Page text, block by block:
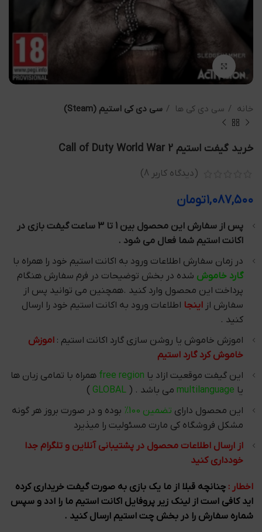
خانه سی دی کی ها سی دی کی استیم (Steam)
خرید گیفت استیم Call of Duty World War 2
(دیدگاه کاربر 8
)
۱,۰۸۷,۵۰۰تومان
پس از سفارش این محصول بین 1 تا 3 ساعت گیفت بازی در
اکانت استیم شما فعال می شود .
در زمان سفارش اطلاعات ورود به اکانت استیم خود را همراه با
گارد خاموش شده در بخش توضیحات در فرم سفارش هنگام
پرداخت این محصول وارد کنید .همچنین می توانید پس از
سفارش از اینجا اطلاعات ورود به اکانت استیم خود را ارسال
کنید .
اموزش خاموش یا روشن سازی گارد اکانت استیم : اموزش
خاموش کرد گارد استیم
این گیفت موقعیت ازاد یا free region همراه با تمامی زبان ها
یا multilanguage می باشد . ( GLOBAL
)
این محصول دارای تضمین 100%
بوده و در صورت بروز هر گونه
مشکل فروشگاه کی مارت مسئولیت را میذیرد
از ارسال اطلاعات محصول در پشتیبانی آنلاین و تلگرام جدا
خودداری کنید
اخطار : چنانچه قبلا از ما یک بازی به صورت گیفت خریداری کرده
اید کافی است از لینک زیر پروفایل اکانت استیم ما را ادد و سپس
شماره سفارش را در بخش چت استیم ارسال کنید .